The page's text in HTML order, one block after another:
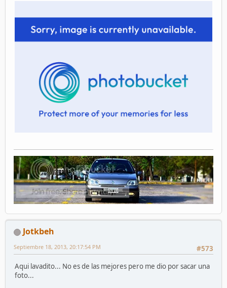
Jotkbeh
#573
Septiembre 18, 2013, 20:17:54 PM
Aqui lavadito... No es de las mejores pero me dio por sacar una
foto...